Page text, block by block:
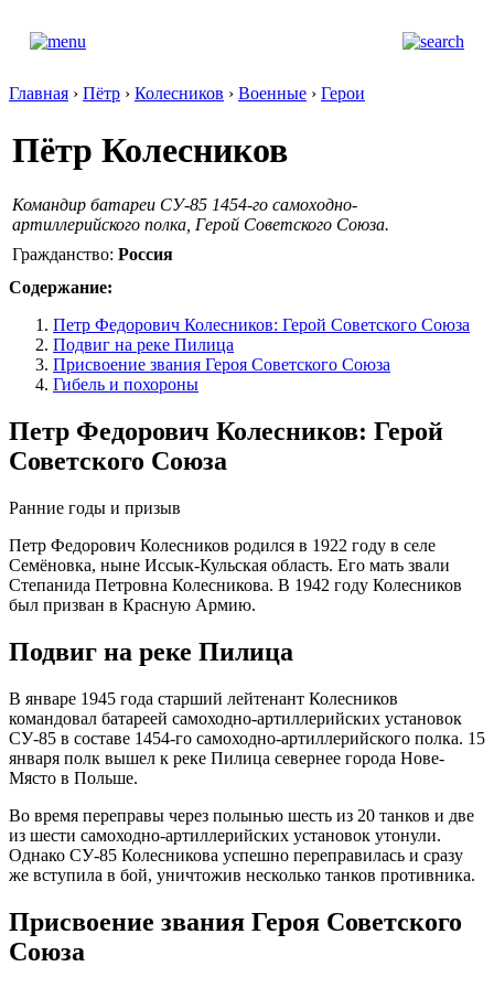
Главная › Пётр › Колесников › Военные › Герои
Пётр Колесников
Командир батареи СУ-85 1454-го самоходно-
артиллерийского полка, Герой Советского Союза.
Гражданство: Россия
Содержание:
Петр Федорович Колесников: Герой Советского Союза
Подвиг на реке Пилица
Присвоение звания Героя Советского Союза
Гибель и похороны
Петр Федорович Колесников: Герой
Советского Союза
Ранние годы и призыв
Петр Федорович Колесников родился в 1922 году в селе
Семёновка, ныне Иссык-Кульская область. Его мать звали
Степанида Петровна Колесникова. В 1942 году Колесников
был призван в Красную Армию.
Подвиг на реке Пилица
В январе 1945 года старший лейтенант Колесников
командовал батареей самоходно-артиллерийских установок
СУ-85 в составе 1454-го самоходно-артиллерийского полка. 15
января полк вышел к реке Пилица севернее города Нове-
Място в Польше.
Во время переправы через полынью шесть из 20 танков и две
из шести самоходно-артиллерийских установок утонули.
Однако СУ-85 Колесникова успешно переправилась и сразу
же вступила в бой, уничтожив несколько танков противника.
Присвоение звания Героя Советского
Союза